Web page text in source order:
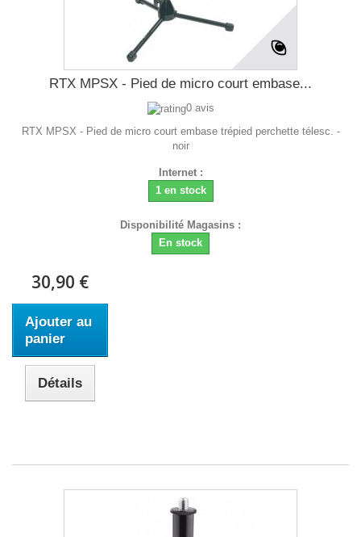
RTX MPSX - Pied de micro court embase...
0 avis
RTX MPSX - Pied de micro court embase trépied perchette télesc. -
noir
Internet :
1 en stock
Disponibilité Magasins :
En stock
30,90 €
Ajouter au
panier
Détails